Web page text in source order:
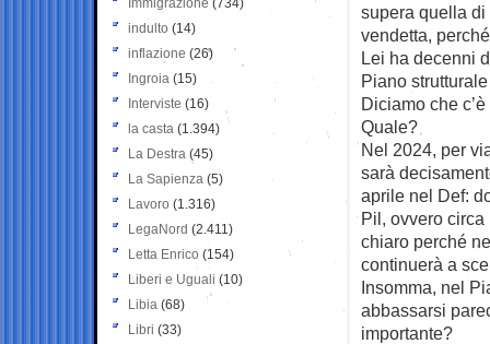
supera quella
vendetta,
Lei ha decenni
Piano
Diciamo che
Quale?
Nel 2024, per
sarà
aprile nel Def:
Pil, ovvero
chiaro perché
continuerà a
Insomma, nel
abbassarsi
importante?
Immigrazione (734)
indulto (14)
inflazione (26)
Ingroia (15)
Interviste (16)
la casta (1.394)
La Destra (45)
La Sapienza (5)
Lavoro (1.316)
LegaNord (2.411)
Letta Enrico (154)
Liberi e Uguali (10)
Libia (68)
Libri (33)